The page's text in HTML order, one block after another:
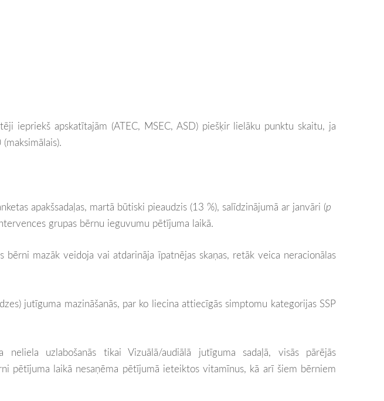
iepriekš apskatītajām (ATEC, MSEC, ASD) piešķir lielāku punktu skaitu, ja
apakšsadaļas, martā būtiski pieaudzis (13 %), salīdzinājumā ar janvāri (p
grupas bērnu ieguvumu pētījuma laikā.
mazāk veidoja vai atdarināja īpatnējas skaņas, retāk veica neracionālas
jutīguma mazināšanās, par ko liecina attiecīgās simptomu kategorijas SSP
uzlabošanās tikai Vizuālā/audiālā jutīguma sadaļā, visās pārējās
pētījuma laikā nesaņēma pētījumā ieteiktos vitamīnus, kā arī šiem bērniem